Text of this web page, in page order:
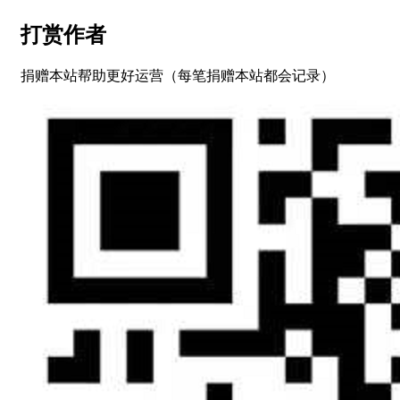
打赏作者
捐赠本站帮助更好运营（每笔捐赠本站都会记录）